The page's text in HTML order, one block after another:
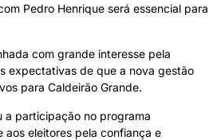
Pedro Henrique será essencial para
com grande interesse pela
expectativas de que a nova gestão
para Caldeirão Grande.
a participação no programa
eleitores pela confiança e